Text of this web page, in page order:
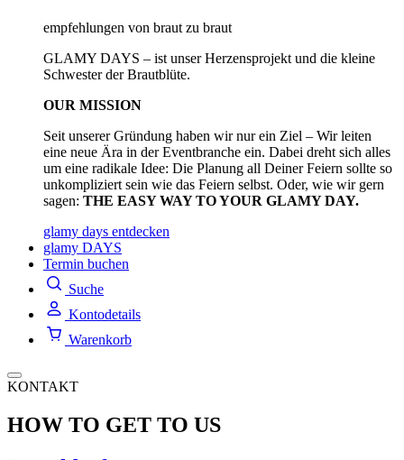
empfehlungen von braut zu braut
GLAMY DAYS – ist unser Herzensprojekt und die kleine
Schwester der Brautblüte.
OUR MISSION
Seit unserer Gründung haben wir nur ein Ziel – Wir leiten
eine neue Ära in der Eventbranche ein. Dabei dreht sich alles
um eine radikale Idee: Die Planung all Deiner Feiern sollte so
unkompliziert sein wie das Feiern selbst. Oder, wie wir gern
sagen: THE EASY WAY TO YOUR GLAMY DAY.
glamy days entdecken
glamy DAYS
Termin buchen
Suche
Kontodetails
Warenkorb
KONTAKT
HOW TO GET TO US